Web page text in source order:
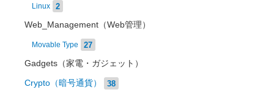
Linux 2
Web_Management（Web管理）
Movable Type 27
Gadgets（家電・ガジェット）
Crypto（暗号通貨） 38